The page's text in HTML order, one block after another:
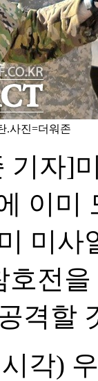
.사진=더워존
기자]
이미
미
호전
격할
각)